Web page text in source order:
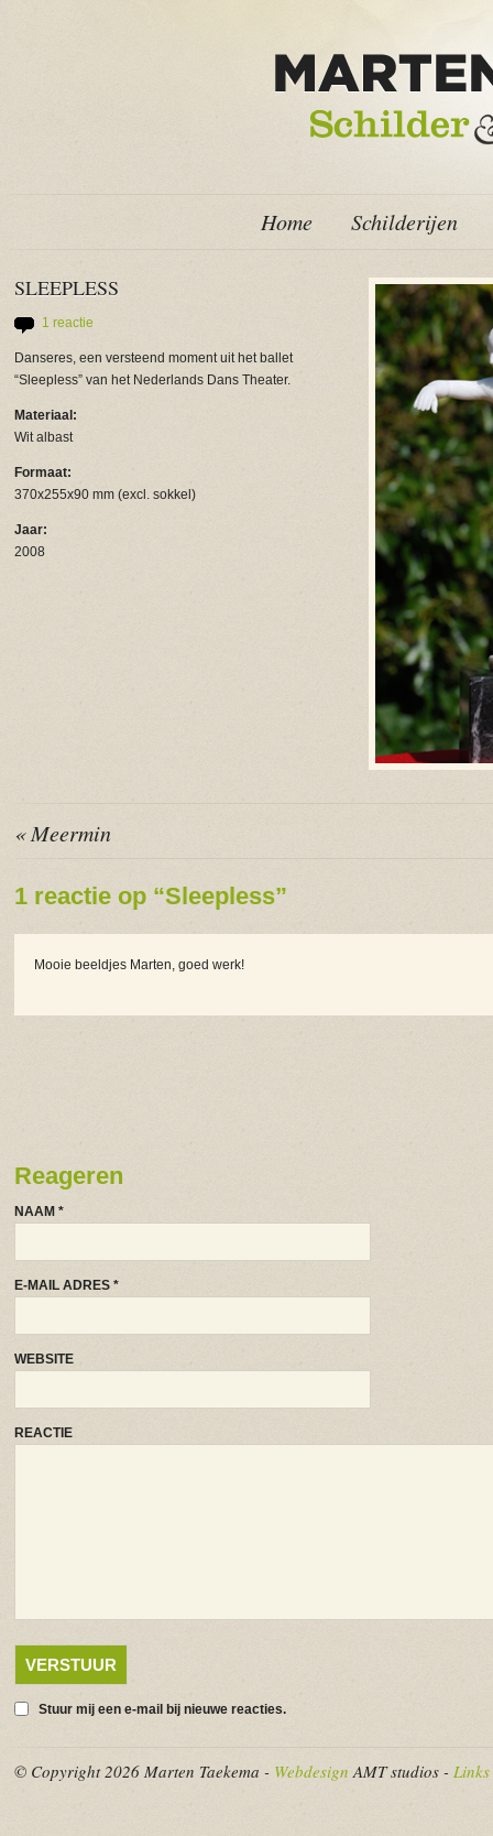
Home Schilderijen
SLEEPLESS
1 reactie
Danseres, een versteend moment uit het ballet
“Sleepless” van het Nederlands Dans Theater.
Materiaal:
Wit albast
Formaat:
370x255x90 mm (excl. sokkel)
Jaar:
2008
« Meermin
1 reactie op “Sleepless”
Mooie beeldjes Marten, goed werk!
Reageren
NAAM *
E-MAIL ADRES *
WEBSITE
REACTIE
Stuur mij een e-mail bij nieuwe reacties.
© Copyright 2026 Marten Taekema - Webdesign AMT studios - Links